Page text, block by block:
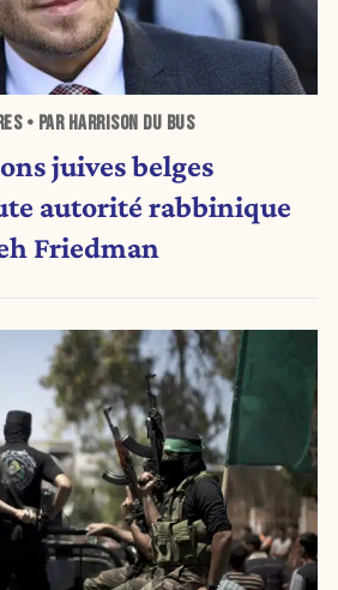
• PAR HARRISON DU BUS
juives belges
autorité rabbinique
Friedman